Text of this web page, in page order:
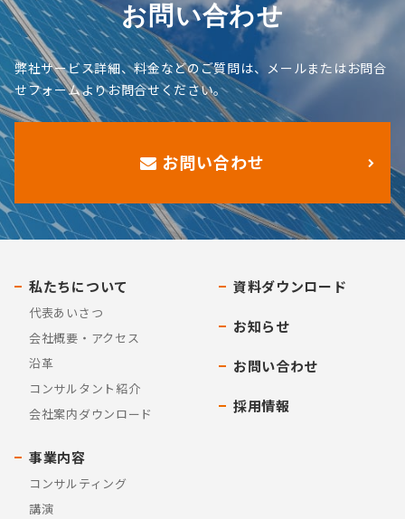
お問い合わせ
弊社サービス詳細、料金などのご質問は、メールまたはお問合
せフォームよりお問合せください。
お問い合わせ
私たちについて
代表あいさつ
会社概要・アクセス
沿革
コンサルタント紹介
会社案内ダウンロード
事業内容
コンサルティング
講演
資料ダウンロード
お知らせ
お問い合わせ
採用情報